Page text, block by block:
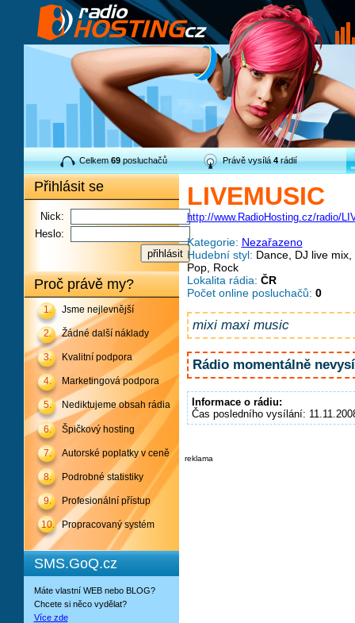
Celkem69posluchačů Právě vysílá4rádií
Přihlásit se
Nick:
Heslo:
Proč právě my?
1. Jsme nejlevnější
2. Žádné další náklady
3. Kvalitní podpora
4. Marketingová podpora
5. Nediktujeme obsah rádia
6. Špičkový hosting
7. Autorské poplatky v ceně
8. Podrobné statistiky
9. Profesionální přístup
10. Propracovaný systém
SMS.GoQ.cz
Máte vlastní WEB nebo BLOG?
Chcete si něco vydělat?
Více zde
LIVEMUSIC
http://www.RadioHosting.cz/radio/
Kategorie: Nezařazeno
Hudební styl: Dance, DJ live
Pop, Rock
Lokalita rádia: ČR
Počet online posluchačů: 0
mixi maxi music
Rádio momentálně
Informace o rádiu:
Čas posledního vysílání:
reklama